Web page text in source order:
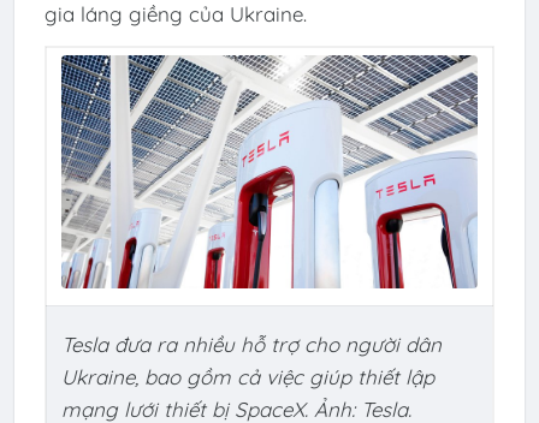
gia láng giềng của Ukraine.
Tesla đưa ra nhiều hỗ trợ cho người dân
Ukraine, bao gồm cả việc giúp thiết lập
mạng lưới thiết bị SpaceX. Ảnh: Tesla.